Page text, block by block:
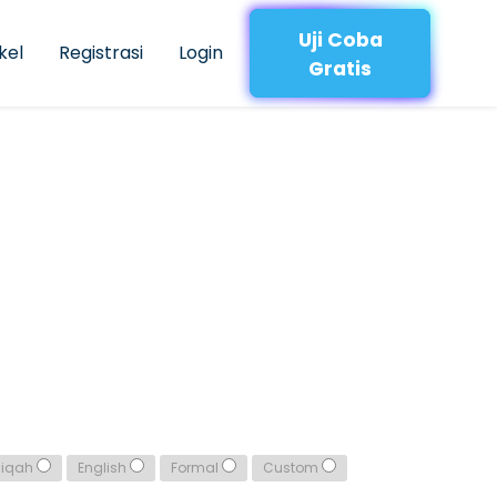
Registrasi Login
Uji Coba
Gratis
English Formal Custom